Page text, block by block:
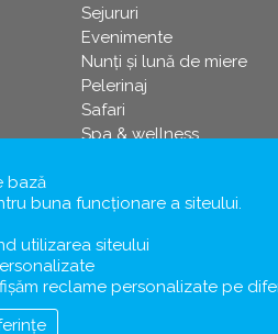
Sejururi
Evenimente
Nunți și lună de miere
Pelerinaj
Safari
Spa & wellness
Revelion
bază
buna funcționare a siteului.
utilizarea siteului
reclame personalizate pe